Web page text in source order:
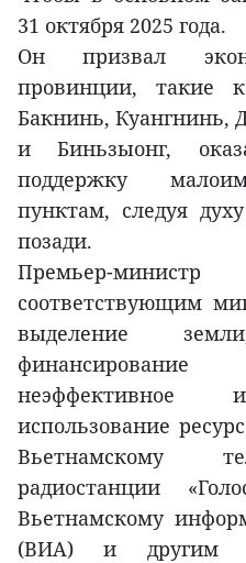
31 октября 2025 года.
Он призвал
провинции, такие
Бакнинь, Куангнинь,
и Биньзыонг,
поддержку
пунктам, следуя
позади.
Премьер-
соответствующим
выделение
неэффективное
использование
Вьетнамскому
радиостанции
Вьетнамскому
(ВИA) и другим